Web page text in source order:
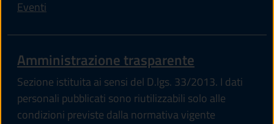
Eventi
Amministrazione trasparente
Sezione istituita ai sensi del D.lgs. 33/2013. I dati
personali pubblicati sono riutilizzabili solo alle
condizioni previste dalla normativa vigente